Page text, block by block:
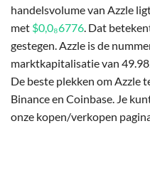
handelsvolume van Azzle
met $0,0₈6776. Dat
gestegen. Azzle is de
marktkapitalisatie van
De beste plekken om Azzle
Binance en Coinbase. Je
onze kopen/verkopen